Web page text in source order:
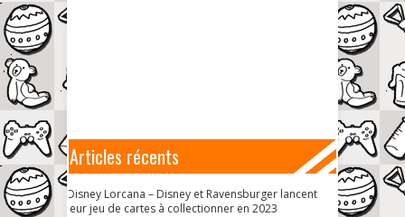
Articles récents
Disney Lorcana – Disney et Ravensburger lancent
leur jeu de cartes à collectionner en 2023